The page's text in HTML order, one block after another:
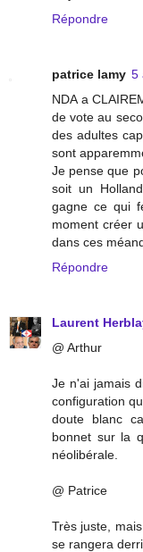
Répondre
patrice lamy 5
NDA a
de vote au
des adultes
sont
Je pense que
soit un
gagne ce qui
moment créer
dans ces
Répondre
Laurent
@ Arthur
Je n'ai jamais
configuration
doute blanc
bonnet sur la
néolibérale.
@ Patrice
Très juste,
se rangera